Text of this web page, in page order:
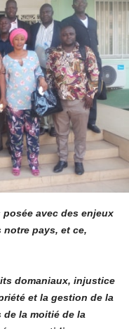
avec des enjeux
pays, et ce,
domaniaux, injustice
et la gestion de la
de la moitié de la